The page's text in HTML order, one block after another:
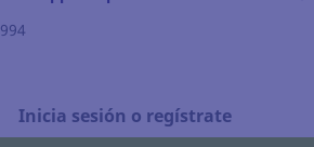
Inicia sesión o regístrate